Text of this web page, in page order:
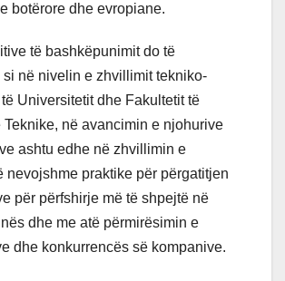
botërore dhe evropiane.
të bashkëpunimit do të
si në nivelin e zhvillimit tekniko-
Universitetit dhe Fakultetit të
Teknike, në avancimin e njohurive
ashtu edhe në zhvillimin e
nevojshme praktike për përgatitjen
për përfshirje më të shpejtë në
dhe me atë përmirësimin e
dhe konkurrencës së kompanive.